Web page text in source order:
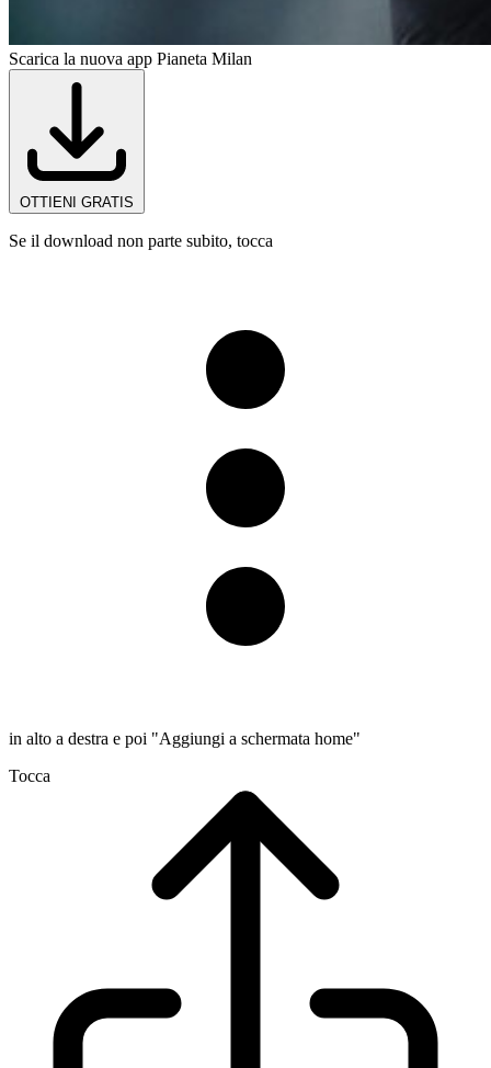
Scarica la nuova app Pianeta Milan
OTTIENI GRATIS
Se il download non parte subito, tocca
in alto a destra e poi "Aggiungi a schermata home"
Tocca